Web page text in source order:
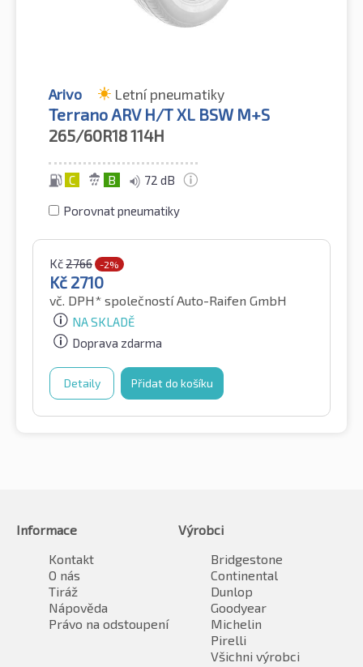
Arivo Letní pneumatiky
Terrano ARV H/T XL BSW M+S
265/60R18114H
C B 72 dB
Porovnat pneumatiky
Kč2766 -2%
Kč 2710
vč. DPH* společností Auto-Raifen GmbH
NA SKLADĚ
Doprava zdarma
Detaily Přidat do košíku
Informace
Kontakt
O nás
Tiráž
Nápověda
Právo na odstoupení
Výrobci
Bridgestone
Continental
Dunlop
Goodyear
Michelin
Pirelli
Všichni výrobci